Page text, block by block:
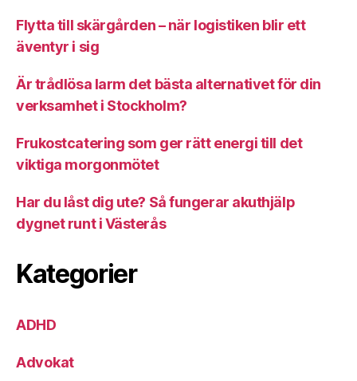
Flytta till skärgården – när logistiken blir ett
äventyr i sig
Är trådlösa larm det bästa alternativet för din
verksamhet i Stockholm?
Frukostcatering som ger rätt energi till det
viktiga morgonmötet
Har du låst dig ute? Så fungerar akuthjälp
dygnet runt i Västerås
Kategorier
ADHD
Advokat